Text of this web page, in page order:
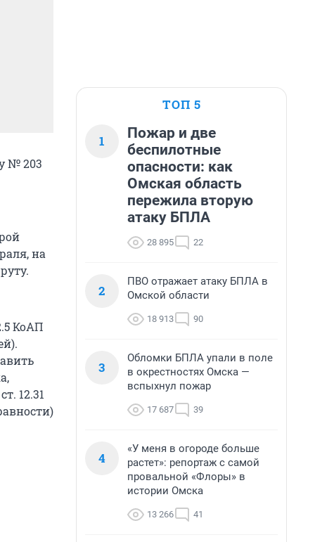
№ 203
на
КоАП
12.31
ТОП 5
1
Пожар и две
беспилотные
опасности: как
Омская область
пережила вторую
атаку БПЛА
28 895 22
2
ПВО отражает атаку БПЛА в
Омской области
18 913 90
3
Обломки БПЛА упали в поле
в окрестностях Омска —
вспыхнул пожар
17 687 39
4
«У меня в огороде больше
растет»: репортаж с самой
провальной «Флоры» в
истории Омска
13 266 41